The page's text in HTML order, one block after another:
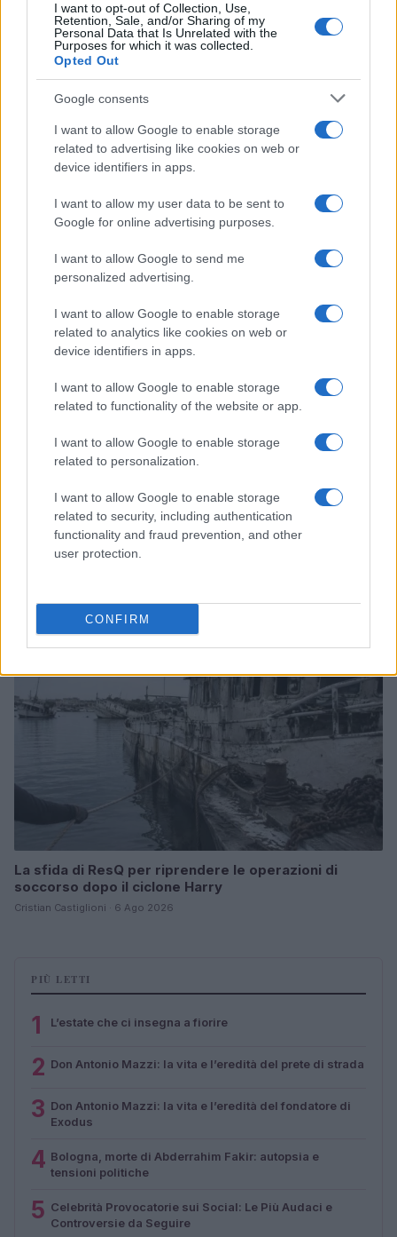
I want to opt-out of Collection, Use,
Retention, Sale, and/or Sharing of my
Personal Data that Is Unrelated with the
Purposes for which it was collected.
Opted Out
Google consents
I want to allow Google to enable storage
related to advertising like cookies on web or
device identifiers in apps.
I want to allow my user data to be sent to
Google for online advertising purposes.
I want to allow Google to send me
personalized advertising.
I want to allow Google to enable storage
related to analytics like cookies on web or
device identifiers in apps.
I want to allow Google to enable storage
related to functionality of the website or app.
I want to allow Google to enable storage
related to personalization.
I want to allow Google to enable storage
related to security, including authentication
functionality and fraud prevention, and other
user protection.
CONFIRM
Matteo Pellegrino · 8 Ago 2026
Coldcard: l’attacco informatico che ha rubato 1600
bitcoin
PEOPLE NEWS
La sfida di ResQ per riprendere le operazioni di
soccorso dopo il ciclone Harry
Cristian Castiglioni · 6 Ago 2026
PIÙ LETTI
1 L’estate che ci insegna a fiorire
2 Don Antonio Mazzi: la vita e l’eredità del prete di strada
3 Don Antonio Mazzi: la vita e l’eredità del fondatore di
Exodus
4 Bologna, morte di Abderrahim Fakir: autopsia e
tensioni politiche
5 Celebrità Provocatorie sui Social: Le Più Audaci e
Controversie da Seguire